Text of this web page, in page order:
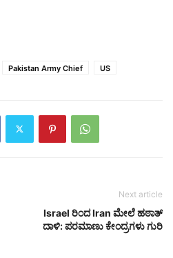
Pakistan Army Chief US
Next article
Israel ರಿಂದ Iran ಮೇಲೆ ಹಠಾತ್
ದಾಳಿ: ಪರಮಾಣು ಕೇಂದ್ರಗಳು ಗುರಿ